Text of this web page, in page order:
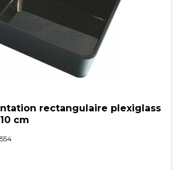
rectangulaire plexiglass
cm